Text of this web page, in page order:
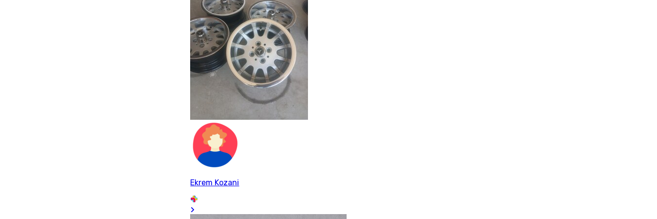
Ekrem Kozani